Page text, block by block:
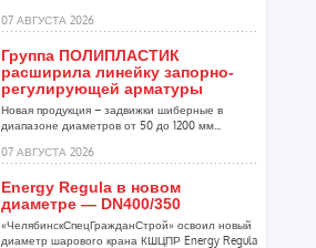
07 АВГУСТА 2026
Группа ПОЛИПЛАСТИК
расширила линейку запорно-
регулирующей арматуры
Новая продукция – задвижки шиберные в
диапазоне диаметров от 50 до 1200 мм...
07 АВГУСТА 2026
Energy Regula в новом
диаметре — DN400/350
«ЧелябинскСпецГражданСтрой» освоил новый
диаметр шарового крана КШЦПР Energy Regula